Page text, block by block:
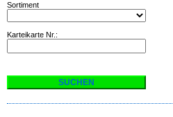
Sortiment
Karteikarte Nr.: